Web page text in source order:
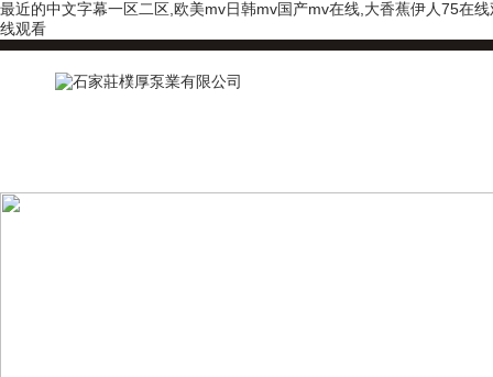
最近的中文字幕一区二区,欧美mv日韩mv国产mv在线,大香蕉伊人75在
线观看